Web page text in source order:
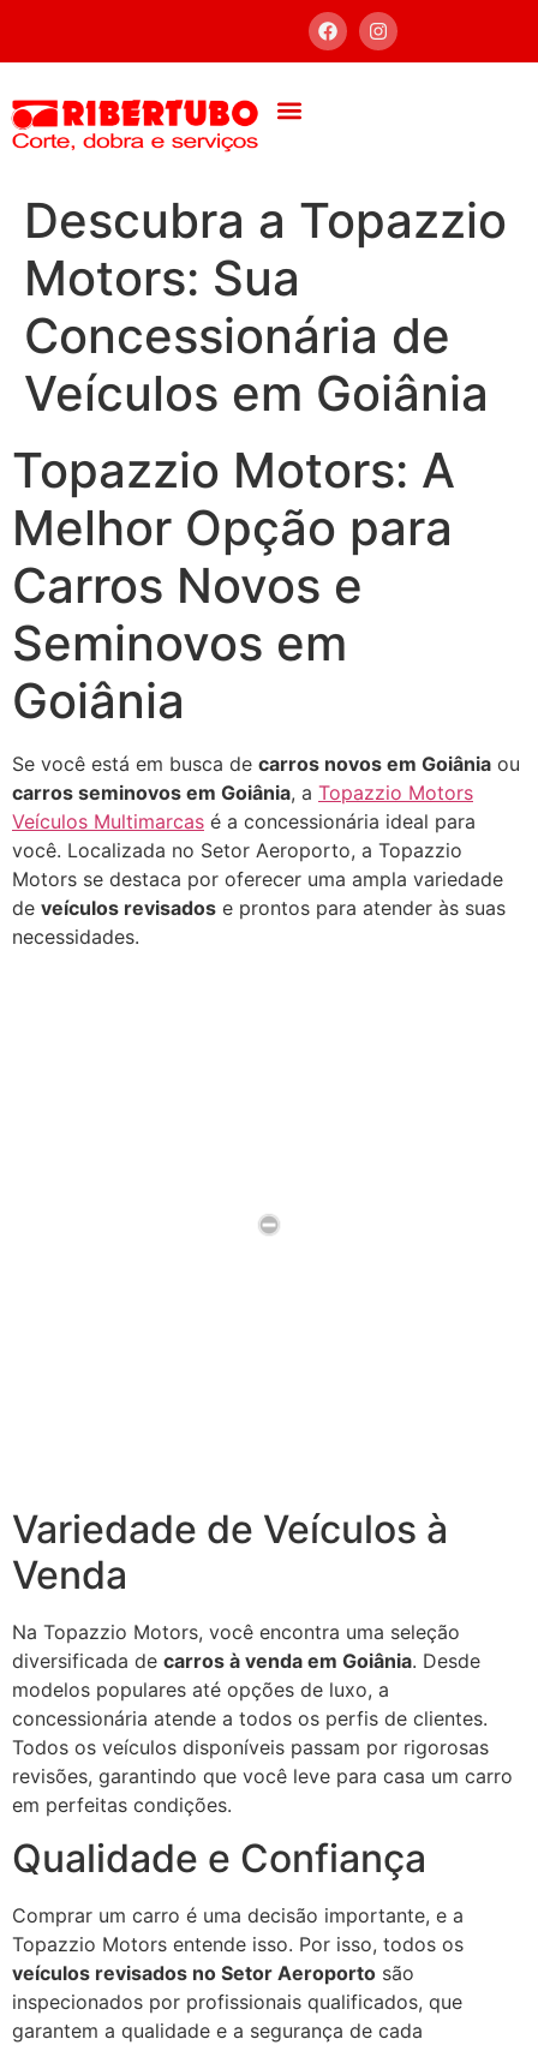
Descubra a Topazzio
Motors: Sua
Concessionária de
Veículos em Goiânia
Topazzio Motors: A
Melhor Opção para
Carros Novos e
Seminovos em
Goiânia
Se você está em busca de carros novos em Goiânia ou
carros seminovos em Goiânia, a Topazzio Motors
Veículos Multimarcas é a concessionária ideal para
você. Localizada no Setor Aeroporto, a Topazzio
Motors se destaca por oferecer uma ampla variedade
de veículos revisados e prontos para atender às suas
necessidades.
Variedade de Veículos à
Venda
Na Topazzio Motors, você encontra uma seleção
diversificada de carros à venda em Goiânia. Desde
modelos populares até opções de luxo, a
concessionária atende a todos os perfis de clientes.
Todos os veículos disponíveis passam por rigorosas
revisões, garantindo que você leve para casa um carro
em perfeitas condições.
Qualidade e Confiança
Comprar um carro é uma decisão importante, e a
Topazzio Motors entende isso. Por isso, todos os
veículos revisados no Setor Aeroporto são
inspecionados por profissionais qualificados, que
garantem a qualidade e a segurança de cada